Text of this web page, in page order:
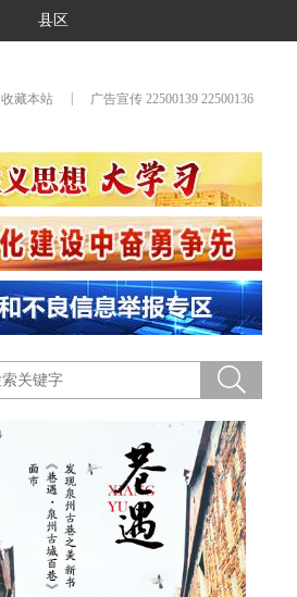
县区
收藏本站 广告宣传 22500139 22500136